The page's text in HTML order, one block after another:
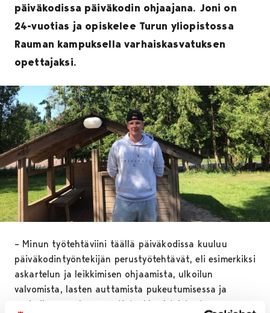
päiväkodissa päiväkodin ohjaajana. Joni on
24-vuotias ja opiskelee Turun yliopistossa
Rauman kampuksella varhaiskasvatuksen
opettajaksi.
– Minun työtehtäviini täällä päiväkodissa kuuluu
päiväkodintyöntekijän perustyötehtävät, eli esimerkiksi
askartelun ja leikkimisen ohjaamista, ulkoilun
valvomista, lasten auttamista pukeutumisessa ja
ruokailussa, sekä myös tietenkin yhteistyötä